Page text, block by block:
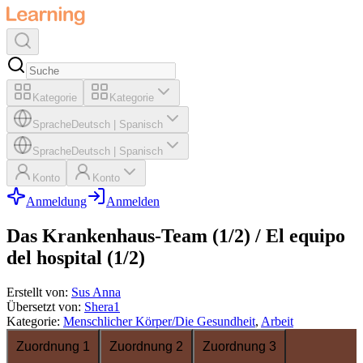
Kategorie Kategorie
SpracheDeutsch Spanisch
SpracheDeutsch Spanisch
Konto Konto
Anmeldung Anmelden
Das Krankenhaus-Team (1/2) / El equipo
del hospital (1/2)
Erstellt von: Sus Anna
Übersetzt von: Shera1
Kategorie: Menschlicher Körper/Die Gesundheit, Arbeit
Zuordnung 1
Zuordnung 2 Zuordnung 3